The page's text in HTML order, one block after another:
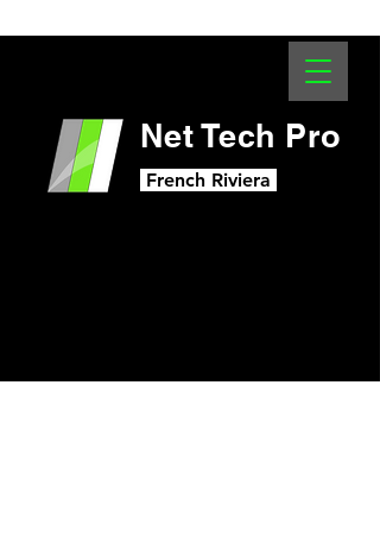
Net Tech Pro
French Riviera